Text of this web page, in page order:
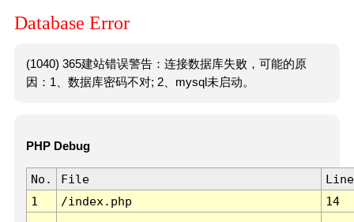
Database Error
(1040) 365建站错误警告：连接数据库失败，可能的原
因：1、数据库密码不对; 2、mysql未启动。
PHP Debug
No. File
Line
1
/index.php 14